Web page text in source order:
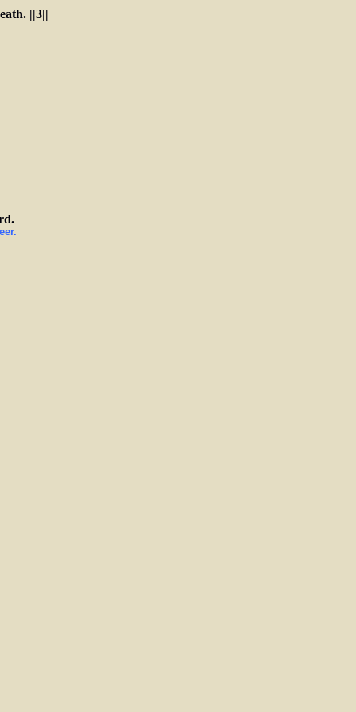
||3||